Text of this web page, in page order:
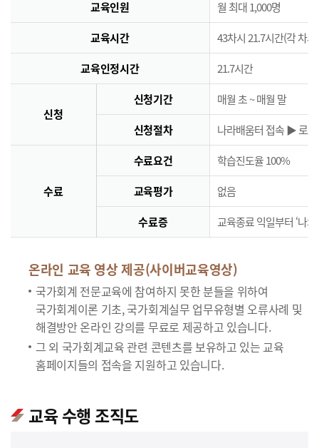
교육인원 월 최대 1,000명
교육시간 43차시 21.7시간(각 차
교육인정시간 21.7시간
신청
신청기간 매월 초 ~ 매월 말
신청절차 나라배움터 접속 ▶ 로그
수료
수료요건 학습진도율 100%
교육평가 없음
수료증 교육종료 익일부터 ‘나
온라인 교육 영상 제공(사이버교육영상)
국가회계 전문교육에 참여하지 못한 분들을 위하여
국가회계이론 기초, 국가회계실무 업무유형별 오류사례 및
해결방안 온라인 강의를 무료로 제공하고 있습니다.
그 외 국가회계교육 관련 콘텐츠를 보유하고 있는 교육
홈페이지들의 접속을 지원하고 있습니다.
교육 수행 조직도